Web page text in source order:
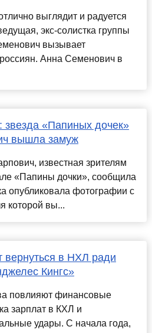
выглядит и радуется
экс-солистка группы
вызывает
Анна Семенович в
«Папиных дочек»
вышла замуж
известная зрителям
«Папины дочки», сообщила
опубликовала фотографии с
которой вы...
в НХЛ ради
Кингс»
повлияют финансовые
зарплат в КХЛ и
удары. С начала года,